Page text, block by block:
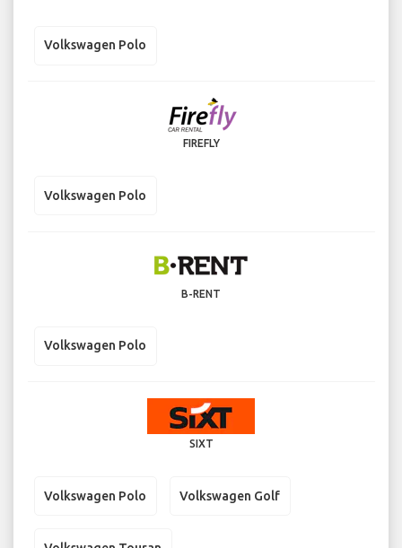
Volkswagen Polo
FIREFLY
Volkswagen Polo
B-RENT
Volkswagen Polo
SIXT
Volkswagen Polo Volkswagen Golf